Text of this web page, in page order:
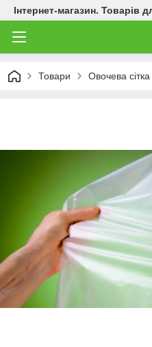
Інтернет-магазин. Товарів
Товари Овочева